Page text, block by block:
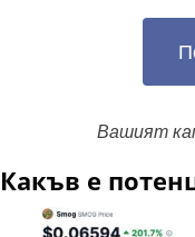
Вашият
Какъв е